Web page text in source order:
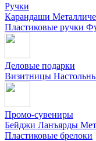
Ручки
Карандаши
Пластиковые ручки
Деловые подарки
Визитницы
Промо-сувениры
Бейджи Ланъярды
Пластиковые брелоки